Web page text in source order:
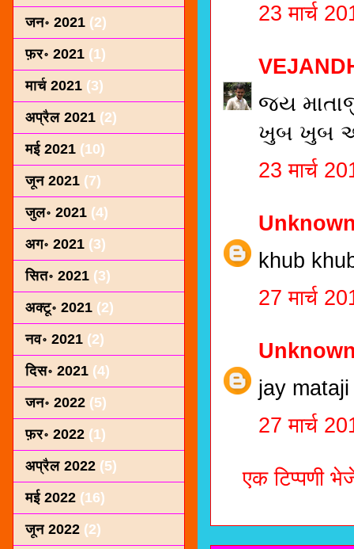
23 मार्च
જય
ખુબ ખુબ
23 मार्च
khub
27 मार्च
jay mataji
27 मार्च
एक टिप्पणी
जन॰ 2021 (2)
फ़र॰ 2021 (1)
मार्च 2021 (3)
अप्रैल 2021 (2)
मई 2021 (10)
जून 2021 (7)
जुल॰ 2021 (4)
अग॰ 2021 (3)
सित॰ 2021 (3)
अक्टू॰ 2021 (2)
नव॰ 2021 (2)
दिस॰ 2021 (4)
जन॰ 2022 (5)
फ़र॰ 2022 (1)
अप्रैल 2022 (5)
मई 2022 (16)
जून 2022 (2)